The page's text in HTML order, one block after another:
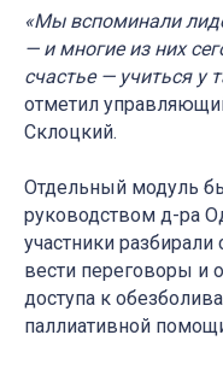
«Мы вспоминали
— и многие из них
счастье — учиться у
отметил
Склоцкий.
Отдельный модуль
руководством д-ра
участники
вести переговоры и
доступа к
паллиативной